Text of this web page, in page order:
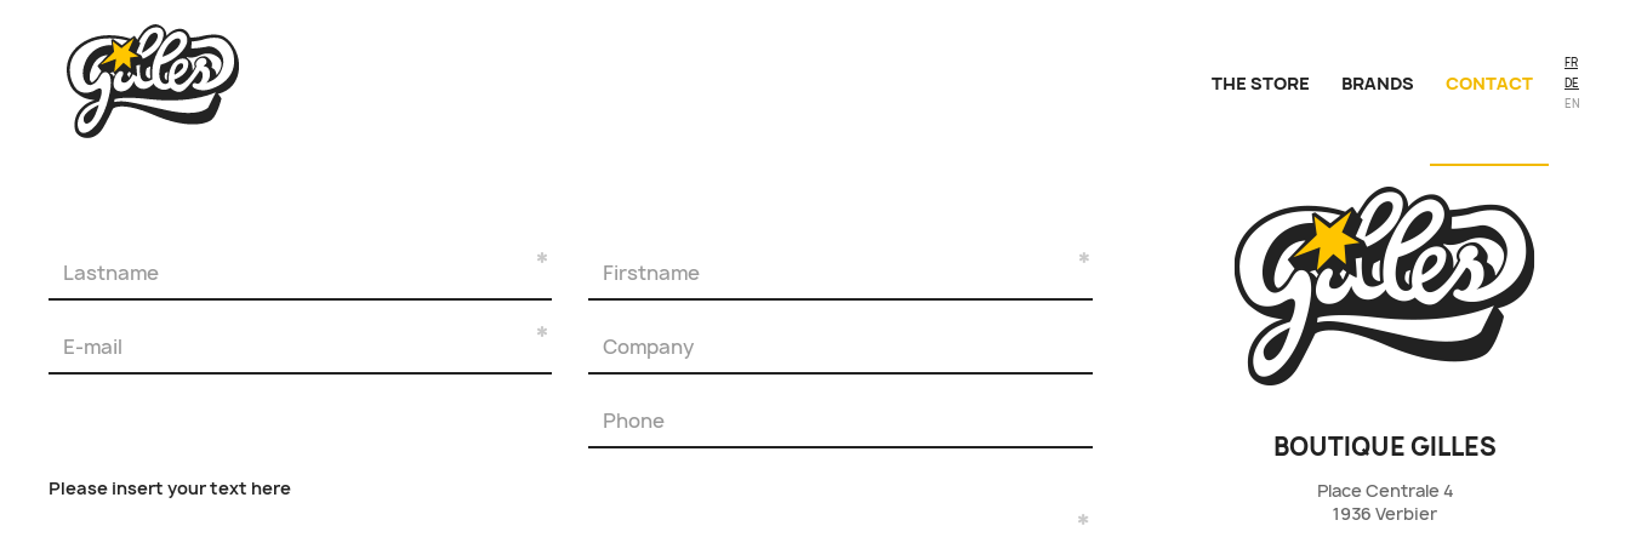
THE STORE BRANDS CONTACT
FR
DE
EN
BOUTIQUE GILLES
Place Centrale 4
1936 Verbier
Please insert your text here